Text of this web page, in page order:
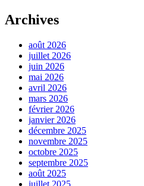
Archives
août 2026
juillet 2026
juin 2026
mai 2026
avril 2026
mars 2026
février 2026
janvier 2026
décembre 2025
novembre 2025
octobre 2025
septembre 2025
août 2025
juillet 2025